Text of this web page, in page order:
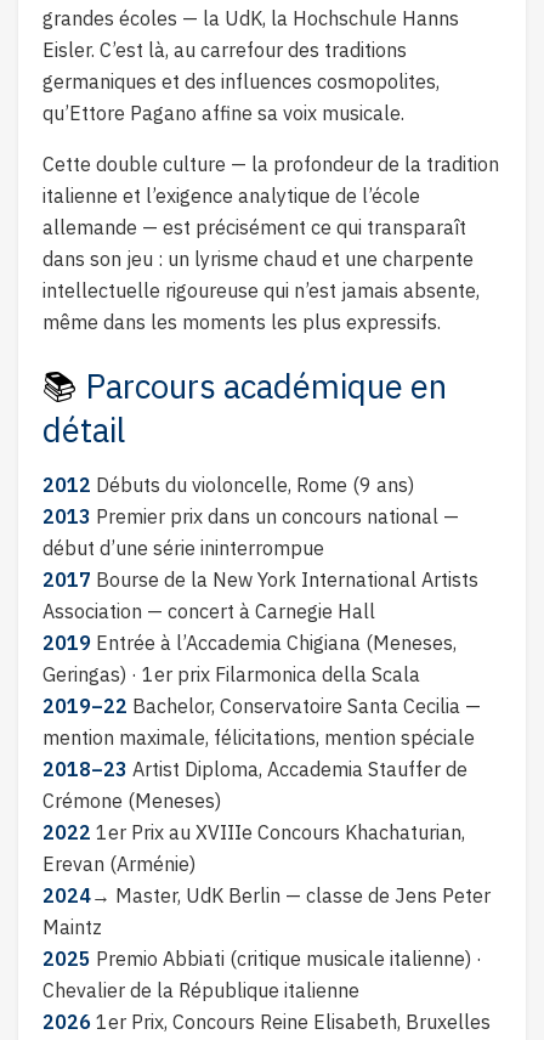
grandes écoles — la UdK, la Hochschule Hanns
Eisler. C’est là, au carrefour des traditions
germaniques et des influences cosmopolites,
qu’Ettore Pagano affine sa voix musicale.
Cette double culture — la profondeur de la tradition
italienne et l’exigence analytique de l’école
allemande — est précisément ce qui transparaît
dans son jeu : un lyrisme chaud et une charpente
intellectuelle rigoureuse qui n’est jamais absente,
même dans les moments les plus expressifs.
📚 Parcours académique en
détail
2012 Débuts du violoncelle, Rome (9 ans)
2013 Premier prix dans un concours national —
début d’une série ininterrompue
2017 Bourse de la New York International Artists
Association — concert à Carnegie Hall
2019 Entrée à l’Accademia Chigiana (Meneses,
Geringas) · 1er prix Filarmonica della Scala
2019–22 Bachelor, Conservatoire Santa Cecilia —
mention maximale, félicitations, mention spéciale
2018–23 Artist Diploma, Accademia Stauffer de
Crémone (Meneses)
2022 1er Prix au XVIIIe Concours Khachaturian,
Erevan (Arménie)
2024→ Master, UdK Berlin — classe de Jens Peter
Maintz
2025 Premio Abbiati (critique musicale italienne) ·
Chevalier de la République italienne
2026 1er Prix, Concours Reine Elisabeth, Bruxelles